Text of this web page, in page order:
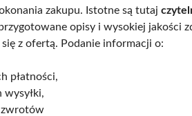
zakupu. Istotne są tutaj
opisy i wysokiej jakości
się z ofertą. Podanie informacji o:
płatności,
wysyłki,